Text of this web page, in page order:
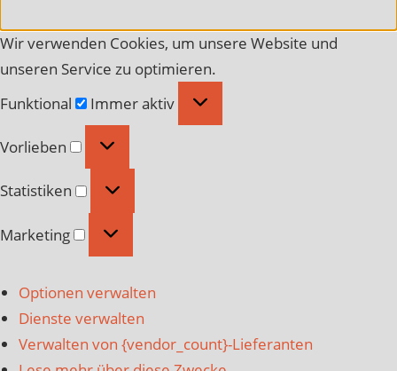
Wir verwenden Cookies, um unsere Website und
unseren Service zu optimieren.
Funktional
Funktional
Immer aktiv
Vorlieben Vorlieben
Statistiken Statistiken
Marketing Marketing
Optionen verwalten
Dienste verwalten
Verwalten von {vendor_count}-Lieferanten